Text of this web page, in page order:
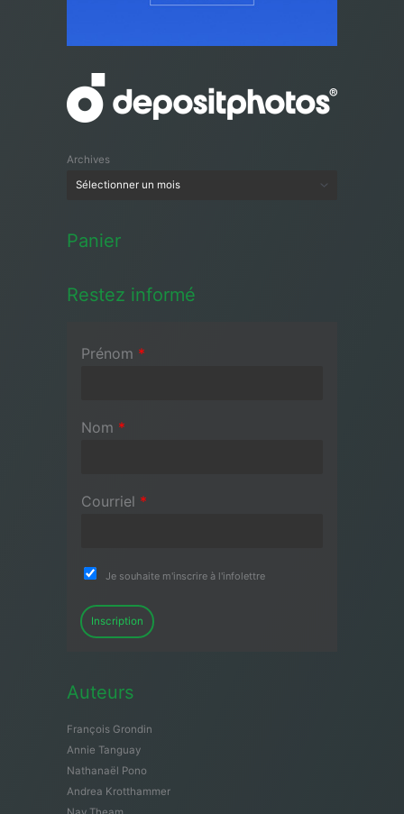
Archives
Panier
Restez informé
Prénom *
Nom *
Courriel *
Je souhaite m'inscrire à l'infolettre
Inscription
Auteurs
François Grondin
Annie Tanguay
Nathanaël Pono
Andrea Krotthammer